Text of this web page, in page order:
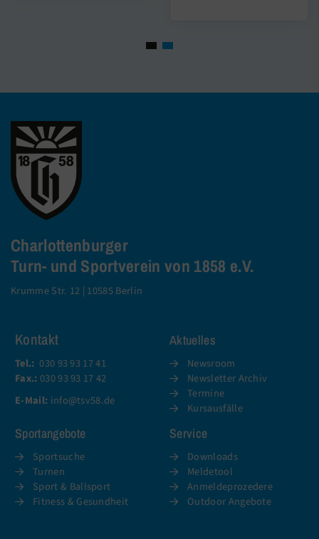
Charlottenburger
Turn- und Sportverein von 1858 e.V.
Krumme Str. 12 | 10585 Berlin
Kontakt
Tel.: 030 93 93 17 41
Fax.:030 93 93 17 42
E-Mail: info@tsv58.de
Aktuelles
Newsroom
Newsletter Archiv
Termine
Kursausfälle
Sportangebote
Sportsuche
Turnen
Sport & Ballsport
Fitness & Gesundheit
Service
Downloads
Meldetool
Anmeldeprozedere
Outdoor Angebote